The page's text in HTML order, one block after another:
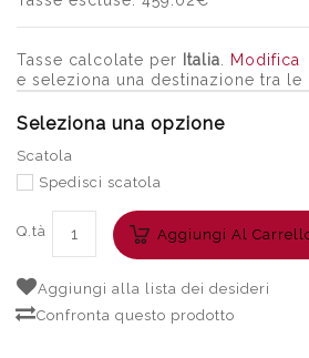
Tasse calcolate per Italia
Modifica
e seleziona una destinazione tra
Seleziona una opzione
Scatola
Spedisci scatola
Q.tà Aggiungi Al
Aggiungi alla lista dei desideri
Confronta questo prodotto